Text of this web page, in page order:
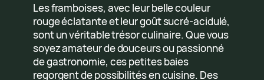
Les framboises, avec leur belle couleur
rouge éclatante et leur goût sucré-acidulé,
sont un véritable trésor culinaire. Que vous
soyez amateur de douceurs ou passionné
de gastronomie, ces petites baies
regorgent de possibilités en cuisine. Des